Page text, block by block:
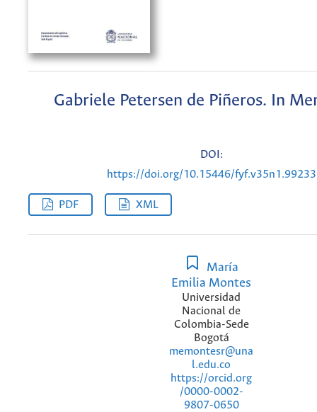
Gabriele Petersen de Piñeros. In
DOI:
https://doi.org/10.15446/fyf.v35n1.99233
PDF XML
María
Emilia Montes
Universidad
Nacional de
Colombia-Sede
Bogotá
memontesr@una
l.edu.co
https://orcid.org
/0000-0002-
9807-0650